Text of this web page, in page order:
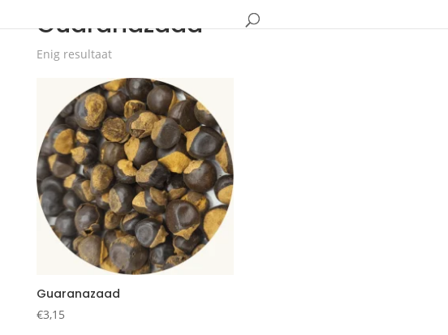
Guaranazaad
Enig resultaat
Guaranazaad
€3,15